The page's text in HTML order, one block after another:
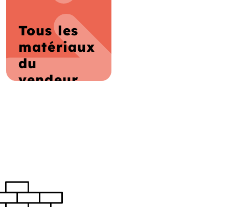
Tous les
matériaux
du
vendeur